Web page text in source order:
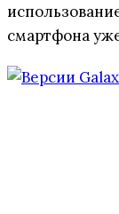
смартфона